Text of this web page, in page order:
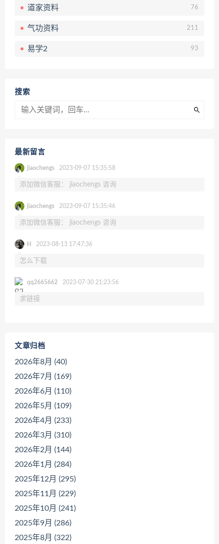
道家资料 76
气功资料 211
易学2 93
搜索
最新留言
jiaochengs 2023-09-07 15:35:58
添加微信客服： jiaochengs 咨询
jiaochengs 2023-09-07 15:35:46
添加微信客服： jiaochengs 咨询
H 2023-08-13 17:47:36
怎么下载
qq2665662 2023-07-30 21:23:56
求链接
文章归档
2026年8月 (40)
2026年7月 (169)
2026年6月 (110)
2026年5月 (109)
2026年4月 (233)
2026年3月 (310)
2026年2月 (144)
2026年1月 (284)
2025年12月 (295)
2025年11月 (229)
2025年10月 (241)
2025年9月 (286)
2025年8月 (322)